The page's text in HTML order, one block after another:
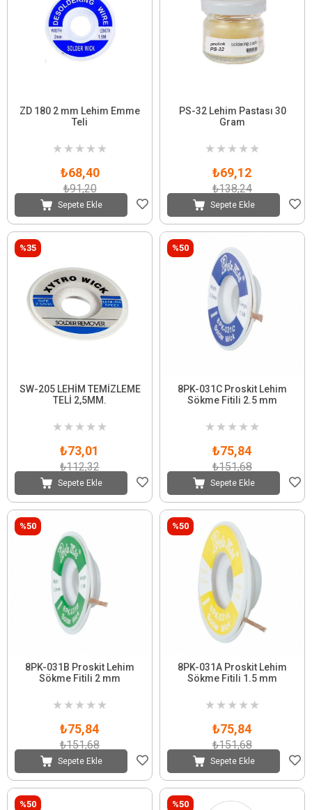
ZD 180 2 mm Lehim Emme
Teli
★ ★ ★ ★ ★
₺68,40
₺91,20
Sepete Ekle
PS-32 Lehim Pastası 30
Gram
★ ★ ★ ★ ★
₺69,12
₺138,24
Sepete Ekle
SW-205 LEHİM TEMİZLEME
TELİ 2,5MM.
★ ★ ★ ★ ★
₺73,01
₺112,32
Sepete Ekle
%35
8PK-031C Proskit Lehim
Sökme Fitili 2.5 mm
★ ★ ★ ★ ★
₺75,84
₺151,68
Sepete Ekle
%50
8PK-031B Proskit Lehim
Sökme Fitili 2 mm
★ ★ ★ ★ ★
₺75,84
₺151,68
Sepete Ekle
%50
8PK-031A Proskit Lehim
Sökme Fitili 1.5 mm
★ ★ ★ ★ ★
₺75,84
₺151,68
Sepete Ekle
%50
%50 %50